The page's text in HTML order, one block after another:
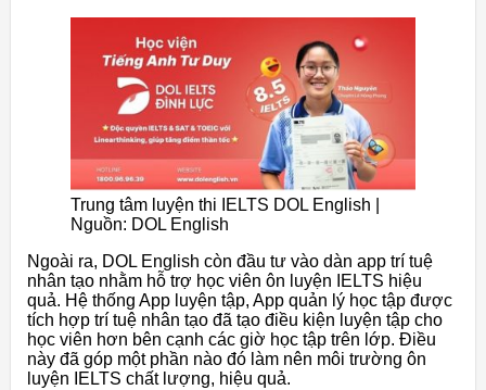
Trung tâm luyện thi IELTS DOL English |
Nguồn: DOL English
Ngoài ra, DOL English còn đầu tư vào dàn app trí tuệ
nhân tạo nhằm hỗ trợ học viên ôn luyện IELTS hiệu
quả. Hệ thống App luyện tập, App quản lý học tập được
tích hợp trí tuệ nhân tạo đã tạo điều kiện luyện tập cho
học viên hơn bên cạnh các giờ học tập trên lớp. Điều
này đã góp một phần nào đó làm nên môi trường ôn
luyện IELTS chất lượng, hiệu quả.